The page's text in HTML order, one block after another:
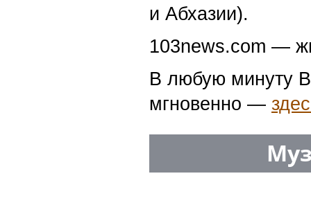
и Абхазии).
103news.com —
В любую минуту
мгновенно —